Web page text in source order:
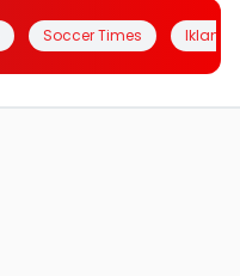
Soccer Times Iklanin